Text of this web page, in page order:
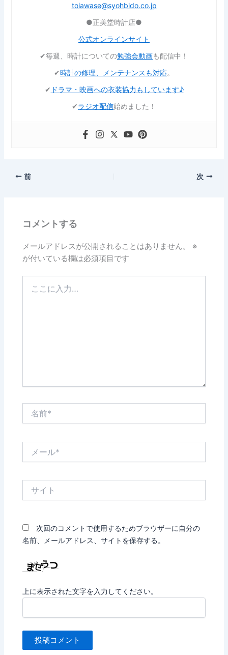
toiawase@syohbido.co.jp
●正美堂時計店●
公式オンラインサイト
✔︎毎週、時計についての勉強会動画も配信中！
✔︎時計の修理、メンテナンスも対応。
✔︎ ドラマ・映画への衣装協力もしています♪
✔︎ラジオ配信始めました！
前 次
コメントする
メールアドレスが公開されることはありません。
※
が付いている欄は必須項目です
次回のコメントで使用するためブラウザーに自分の
名前、メールアドレス、サイトを保存する。
上に表示された文字を入力してください。